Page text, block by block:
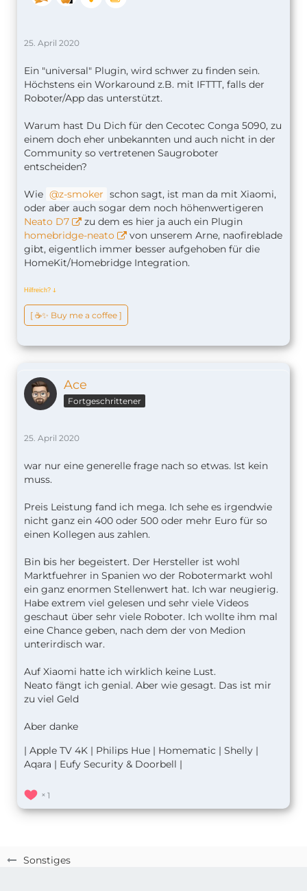
Sonstiges
25. April 2020
Ein "universal" Plugin, wird schwer zu finden sein.
Höchstens ein Workaround z.B. mit IFTTT, falls der
Roboter/App das unterstützt.
Warum hast Du Dich für den Cecotec Conga 5090, zu
einem doch eher unbekannten und auch nicht in der
Community so vertretenen Saugroboter
entscheiden?
Wie z-smoker schon sagt, ist man da mit Xiaomi,
oder aber auch sogar dem noch höhenwertigeren
Neato D7
zu dem es hier ja auch ein Plugin
homebridge-neato
von unserem Arne, naofireblade
gibt, eigentlich immer besser aufgehoben für die
HomeKit/Homebridge Integration.
Hilfreich? ↆ
[ ☕️✨ Buy me a coffee ]
Ace
Fortgeschrittener
25. April 2020
war nur eine generelle frage nach so etwas. Ist kein
muss.
Preis Leistung fand ich mega. Ich sehe es irgendwie
nicht ganz ein 400 oder 500 oder mehr Euro für so
einen Kollegen aus zahlen.
Bin bis her begeistert. Der Hersteller ist wohl
Marktfuehrer in Spanien wo der Robotermarkt wohl
ein ganz enormen Stellenwert hat. Ich war neugierig.
Habe extrem viel gelesen und sehr viele Videos
geschaut über sehr viele Roboter. Ich wollte ihm mal
eine Chance geben, nach dem der von Medion
unterirdisch war.
Auf Xiaomi hatte ich wirklich keine Lust.
Neato fängt ich genial. Aber wie gesagt. Das ist mir
zu viel Geld
Aber danke
| Apple TV 4K | Philips Hue | Homematic | Shelly |
Aqara | Eufy Security & Doorbell |
1